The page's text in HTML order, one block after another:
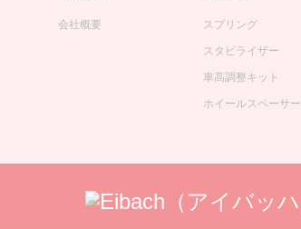
会社概要 スプリング
スタビライザー
車高調整キット
ホイールスペーサー